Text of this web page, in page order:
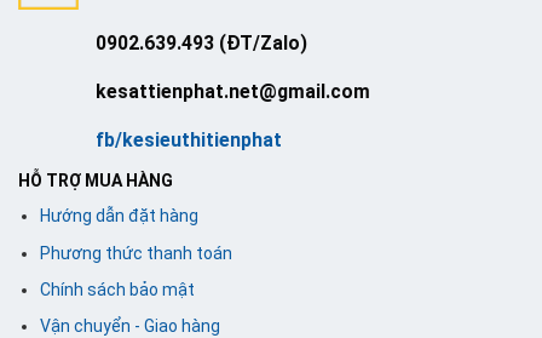
0902.639.493 (ĐT/Zalo)
kesattienphat.net@gmail.com
fb/kesieuthitienphat
HỖ TRỢ MUA HÀNG
Hướng dẫn đặt hàng
Phương thức thanh toán
Chính sách bảo mật
Vận chuyển - Giao hàng